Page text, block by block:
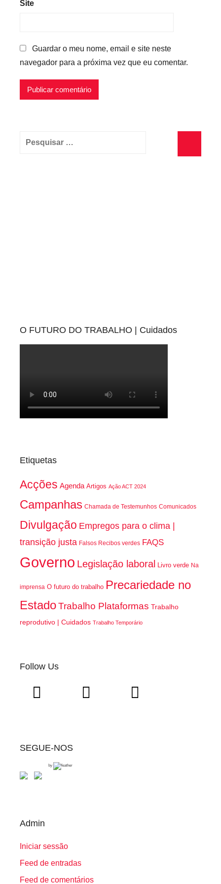
Site
Guardar o meu nome, email e site neste
navegador para a próxima vez que eu comentar.
Pesquisar
O FUTURO DO TRABALHO | Cuidados
Etiquetas
Acções Agenda Artigos Ação ACT 2024
Campanhas Chamada de Testemunhos Comunicados
Divulgação Empregos para o clima |
transição justa Falsos Recibos verdes FAQS
Governo Legislação laboral Livro verde Na
imprensa O futuro do trabalho Precariedade no
EstadoTrabalho Plataformas Trabalho
reprodutivo | Cuidados Trabalho Temporário
Follow Us
SEGUE-NOS
by
Admin
Iniciar sessão
Feed de entradas
Feed de comentários